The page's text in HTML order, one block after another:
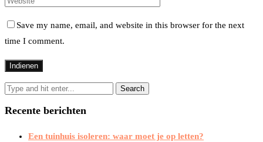
Save my name, email, and website in this browser for the next
time I comment.
Recente berichten
Een tuinhuis isoleren: waar moet je op letten?